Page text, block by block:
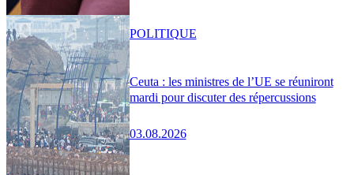
Ceuta : les ministres de l’UE se réuniront
mardi pour discuter des répercussions
03.08.2026
POLITIQUE